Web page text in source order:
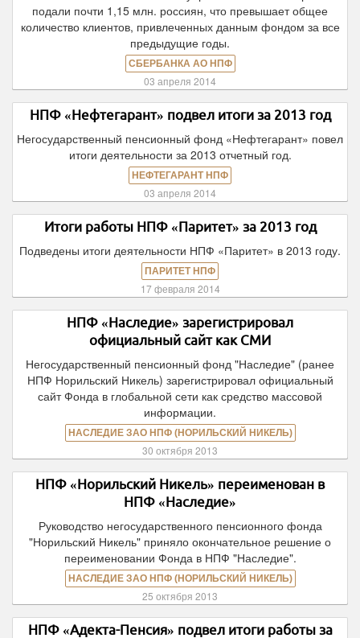
подали почти 1,15 млн. россиян, что превышает общее
количество клиентов, привлеченных данным фондом за все
предыдущие годы.
СБЕРБАНКА АО НПФ
03 апреля 2014
НПФ «Нефтегарант» подвел итоги за 2013 год
Негосударственный пенсионный фонд «Нефтегарант» повел
итоги деятельности за 2013 отчетный год.
НЕФТЕГАРАНТ НПФ
03 апреля 2014
Итоги работы НПФ «Паритет» за 2013 год
Подведены итоги деятельности НПФ «Паритет» в 2013 году.
ПАРИТЕТ НПФ
17 февраля 2014
НПФ «Наследие» зарегистрировал
официальный сайт как СМИ
Негосударственный пенсионный фонд "Наследие" (ранее
НПФ Норильский Никель) зарегистрировал официальный
сайт Фонда в глобальной сети как средство массовой
информации.
НАСЛЕДИЕ ЗАО НПФ (НОРИЛЬСКИЙ НИКЕЛЬ)
30 октября 2013
НПФ «Норильский Никель» переименован в
НПФ «Наследие»
Руководство негосударственного пенсионного фонда
"Норильский Никель" приняло окончательное решение о
переименовании Фонда в НПФ "Наследие".
НАСЛЕДИЕ ЗАО НПФ (НОРИЛЬСКИЙ НИКЕЛЬ)
25 октября 2013
НПФ «Адекта-Пенсия» подвел итоги работы за